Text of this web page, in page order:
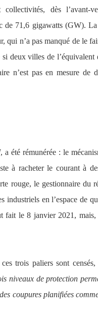
collectivités, dès
de 71,6 gigawatts (GW).
qui n’a pas manqué de le
deux villes de l’équivalent
n’est pas en mesure de
été rémunérée : le
à racheter le courant à
rouge, le gestionnaire du
en l’espace de
fait le 8 janvier 2021,
trois paliers sont censés,
niveaux de protection
coupures planifiées